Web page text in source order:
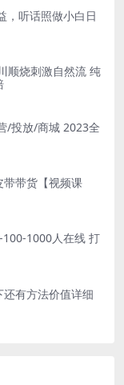
，听话照做小白日
顺烧刺激自然流 纯
/投放/商城 2023全
带带货【视频课
1000人在线 打
有方法价值详细